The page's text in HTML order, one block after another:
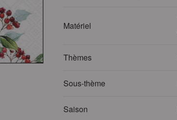
Matériel
Thèmes
Sous-thème
Saison